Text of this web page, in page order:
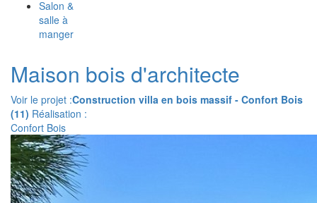
Salon &
salle à
manger
Maison bois d'architecte
Voir le projet :Construction villa en bois massif - Confort Bois
(11) Réalisation :
Confort Bois